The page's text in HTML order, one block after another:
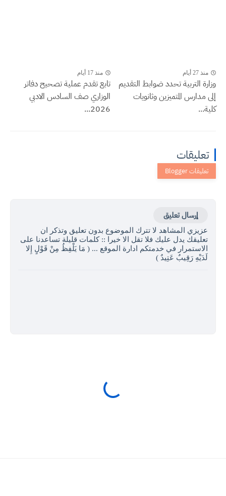
منذ 27 أيام
وزارة التربية تحدد ضوابط التقديم
إلى مدارس المتميزين وثانويات
كلية...
منذ 17 أيام
تابع تقدم عملية تصحيح دفاتر
الوزاري صف السادس الادبي
2026...
تعليقات
إرسال تعليق
عزيزي المشاهد لا تترك الموضوع بدون تعليق وتذكر ان
تعليقك يدل عليك فلا تقل الا خيرا :: كلمات قليلة تساعدنا على
الاستمرار في خدمتكم ادارة الموقع ... ( مَا يَلْفِظُ مِنْ قَوْلٍ إِلا
لَدَيْهِ رَقِيبٌ عَتِيدٌ )